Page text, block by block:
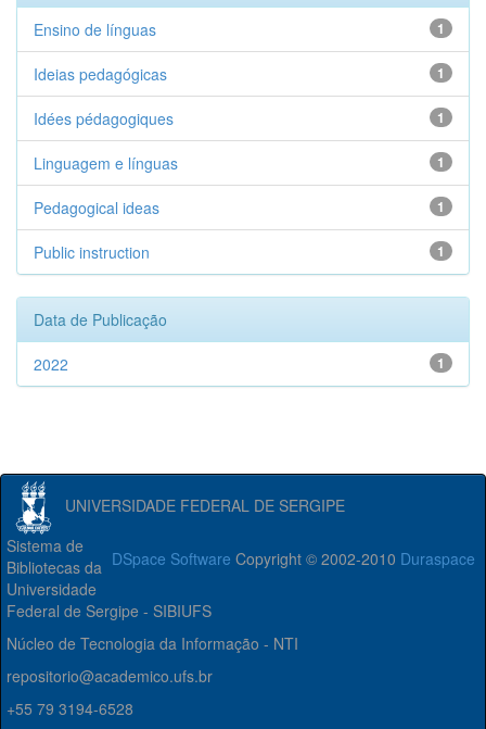
1
Ensino de línguas
1
Ideias pedagógicas
1
Idées pédagogiques
1
Linguagem e línguas
1
Pedagogical ideas
1
Public instruction
Data de Publicação
1
2022
UNIVERSIDADE FEDERAL DE SERGIPE
DSpace Software Copyright © 2002-2010 Duraspace
Sistema de
Bibliotecas da
Universidade
Federal de Sergipe - SIBIUFS
Núcleo de Tecnologia da Informação - NTI
repositorio@academico.ufs.br
+55 79 3194-6528